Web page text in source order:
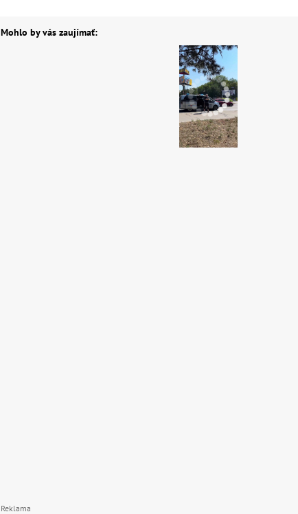
Mohlo by vás zaujímať:
Reklama